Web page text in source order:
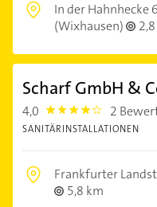
In der Hahnhecke
(Wixhausen)
Scharf GmbH &
4,0 4.0 2
SANITÄRINSTALLATIONEN
Frankfurter
5,8 km